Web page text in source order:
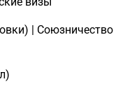
| Союзничество